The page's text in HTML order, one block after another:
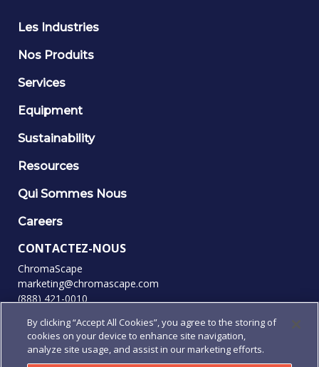
Les Industries
Nos Produits
Services
Equipment
Sustainability
Resources
Qui Sommes Nous
Careers
CONTACTEZ-NOUS
ChromaScape
marketing@chromascape.com
(888) 421-0010
SUIVEZ-NOUS
By clicking “Accept All Cookies”, you agree to the storing of
cookies on your device to enhance site navigation,
analyze site usage, and assist in our marketing efforts.